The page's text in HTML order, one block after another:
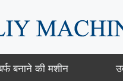
बनाने की मशीन